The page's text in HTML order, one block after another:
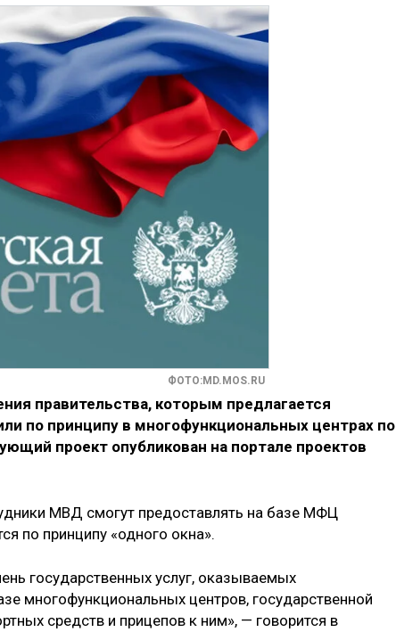
ФОТО:MD.MOS.RU
правительства, которым предлагается
по принципу в многофункциональных центрах по
проект опубликован на портале проектов
МВД смогут предоставлять на базе МФЦ
по принципу «одного окна».
государственных услуг, оказываемых
многофункциональных центров, государственной
средств и прицепов к ним», — говорится в